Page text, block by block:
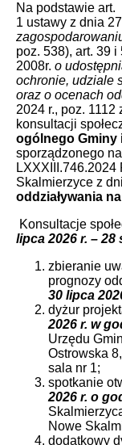
Na podstawie art.
1 ustawy z dnia
poz. 538), art. 39
2008r. o
ochronie, udziale
oraz o ocenach
2024 r., poz.
konsultacji
ogólnego Gminy
sporządzonego
Skalmierzyce z
oddziaływania
Konsultacje
lipca 2026 r. – 28
zbieranie
prognozy
30 lipca
dyżur
2026 r. w
Urzędu
Ostrowska
sala nr 1;
spotkanie
2026 r. o
Nowe
dodatkowy